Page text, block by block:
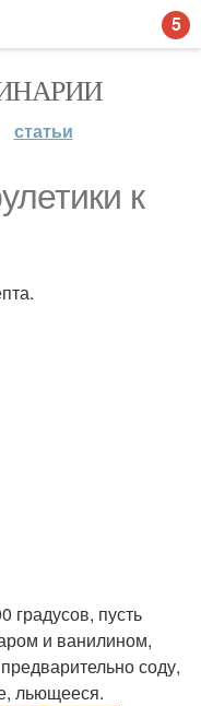
статьи
к
градусов, пусть
и ванилином,
соду,
льющееся.
5